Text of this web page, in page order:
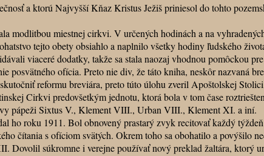
a ktorú Najvyšší Kňaz Kristus Ježiš priniesol do tohto
miestnej cirkvi. V určených hodinách a na
tejto obety obsiahlo a naplnilo všetky hodiny ľudského
viaceré dodatky, takže sa stala naozaj vhodnou pomôckou
posvätného ofícia. Preto nie div, že táto kniha, neskôr nazvaná
reformu breviára, preto túto úlohu zveril Apoštolskej
Cirkvi predovšetkým jednotu, ktorá bola v tom čase
Sixtus V., Klement VIII., Urban VIII., Klement XI. a iní.
1911. Bol obnovený prastarý zvyk recitovať každý týždeň
čítania s ofíciom svätých. Okrem toho sa obohatilo a povýšilo
súkromne i verejne používať nový preklad žaltára, ktorý